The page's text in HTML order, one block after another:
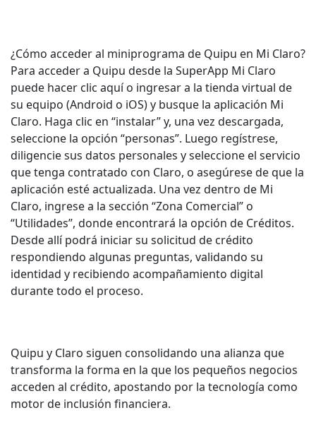
¿Cómo acceder al miniprograma de Quipu en Mi Claro?
Para acceder a Quipu desde la SuperApp Mi Claro
puede hacer clic aquí o ingresar a la tienda virtual de
su equipo (Android o iOS) y busque la aplicación Mi
Claro. Haga clic en “instalar” y, una vez descargada,
seleccione la opción “personas”. Luego regístrese,
diligencie sus datos personales y seleccione el servicio
que tenga contratado con Claro, o asegúrese de que la
aplicación esté actualizada. Una vez dentro de Mi
Claro, ingrese a la sección “Zona Comercial” o
“Utilidades”, donde encontrará la opción de Créditos.
Desde allí podrá iniciar su solicitud de crédito
respondiendo algunas preguntas, validando su
identidad y recibiendo acompañamiento digital
durante todo el proceso.
Quipu y Claro siguen consolidando una alianza que
transforma la forma en la que los pequeños negocios
acceden al crédito, apostando por la tecnología como
motor de inclusión financiera.